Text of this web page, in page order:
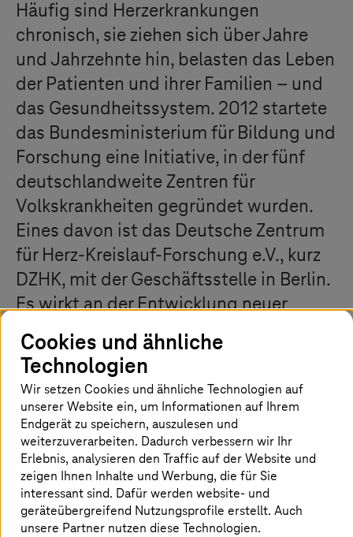
Häufig sind Herzerkrankungen
chronisch, sie ziehen sich über Jahre
und Jahrzehnte hin, belasten das Leben
der Patienten und ihrer Familien – und
das Gesundheitssystem. 2012 startete
das Bundesministerium für Bildung und
Forschung eine Initiative, in der fünf
deutschlandweite Zentren für
Volkskrankheiten gegründet wurden.
Eines davon ist das Deutsche Zentrum
für Herz-Kreislauf-Forschung e.V., kurz
DZHK, mit der Geschäftsstelle in Berlin.
Es wirkt an der Entwicklung neuer
Diagnoseverfahren, Therapien und
Medikamente mit, die das Leben der
Betroffenen erleichtern. Dazu bringt
das DZHK Grundlagenforscher und
klinische Forscher zusammen. Es
fördert die Kooperation, um die die
Entwicklung neuer Verfahren zu
beschleunigen.
Cookies und ähnliche
Technologien
Wir setzen Cookies und ähnliche Technologien auf
unserer Website ein, um Informationen auf Ihrem
Endgerät zu speichern, auszulesen und
weiterzuverarbeiten. Dadurch verbessern wir Ihr
Erlebnis, analysieren den Traffic auf der Website und
zeigen Ihnen Inhalte und Werbung, die für Sie
interessant sind. Dafür werden website- und
geräteübergreifend Nutzungsprofile erstellt. Auch
unsere Partner nutzen diese Technologien.